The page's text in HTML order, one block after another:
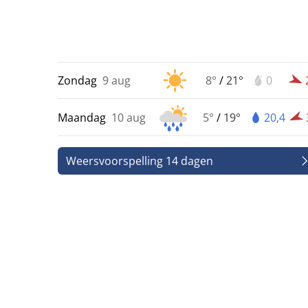
Zondag 9 aug 8° /21° 0
Maandag 10 aug 5° / 19° 20,4
Weersvoorspelling 14 dagen